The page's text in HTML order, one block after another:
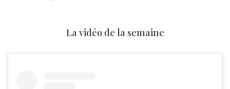
La vidéo de la semaine